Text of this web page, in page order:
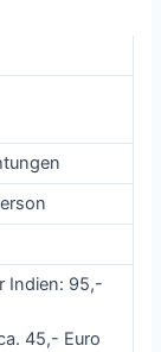
Indien: 95,-
45,- Euro